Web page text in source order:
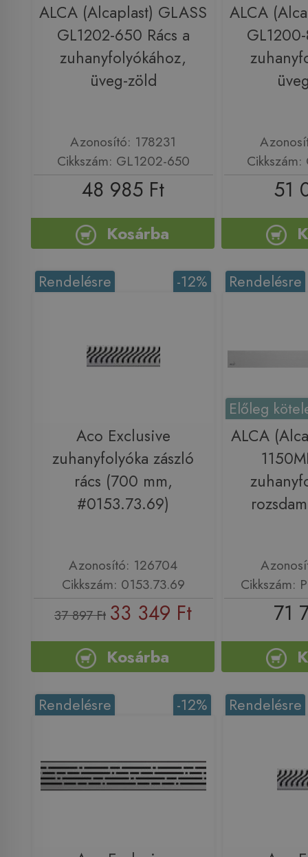
ALCA (Alcaplast) GLASS
GL1202-650 Rács a
zuhanyfolyókához,
üveg-zöld
Azonosító: 178231
Cikkszám: GL1202-650
48 985 Ft
Kosárba
ALCA
51
-12%
Rendelésre
Aco Exclusive
zuhanyfolyóka zászló
rács (700 mm,
#0153.73.69)
Azonosító: 126704
Cikkszám: 0153.73.69
37 897 Ft 33 349 Ft
Kosárba
Rendelésre
Előleg
ALCA
Cikkszám:
71
-12%
Rendelésre Rendelésre